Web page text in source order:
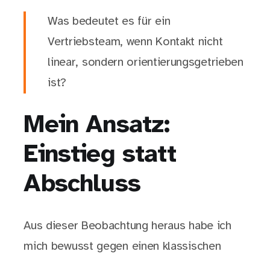
Was bedeutet es für ein
Vertriebsteam, wenn Kontakt nicht
linear, sondern orientierungsgetrieben
ist?
Mein Ansatz:
Einstieg statt
Abschluss
Aus dieser Beobachtung heraus habe ich
mich bewusst gegen einen klassischen